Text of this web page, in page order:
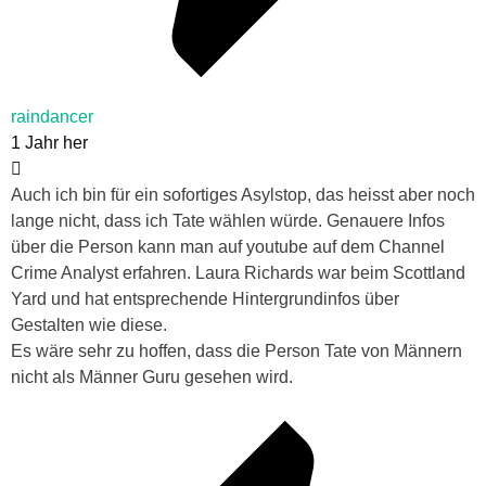
raindancer
1 Jahr her
Auch ich bin für ein sofortiges Asylstop, das heisst aber noch
lange nicht, dass ich Tate wählen würde. Genauere Infos
über die Person kann man auf youtube auf dem Channel
Crime Analyst erfahren. Laura Richards war beim Scottland
Yard und hat entsprechende Hintergrundinfos über
Gestalten wie diese.
Es wäre sehr zu hoffen, dass die Person Tate von Männern
nicht als Männer Guru gesehen wird.